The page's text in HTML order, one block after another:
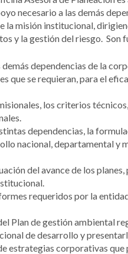
necesario a las demás
misión institucional,
y la gestión del riesgo. Son
dependencias de la
que se requieran, para el
los criterios
dependencias, la
nacional, departamental
del avance de los
requeridos por la
Plan de gestión ambiental
de desarrollo y
estrategias corporativas